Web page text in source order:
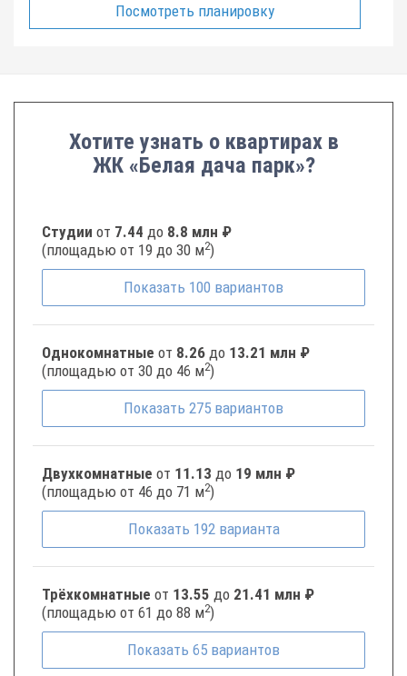
Посмотреть планировку
Хотите узнать о квартирах в
ЖК «Белая дача парк»?
Студии от 7.44 до 8.8 млн ₽
(площадью от 19 до 30 м2)
Показать 100 вариантов
Однокомнатные от 8.26 до 13.21 млн ₽
(площадью от 30 до 46 м2)
Показать 275 вариантов
Двухкомнатные от 11.13 до 19 млн ₽
(площадью от 46 до 71 м2)
Показать 192 варианта
Трёхкомнатные от 13.55 до 21.41 млн ₽
(площадью от 61 до 88 м2)
Показать 65 вариантов